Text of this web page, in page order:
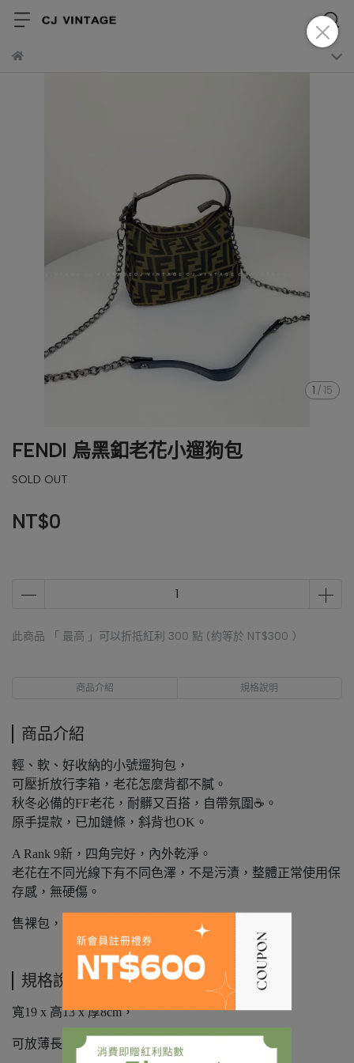
1 / 15
FENDI 烏黑釦老花小遛狗包
SOLD OUT
NT$0
此商品 「 最高 」可以折抵紅利 300 點 (約等於 NT$300 )
商品介紹 規格說明
商品介紹
輕、軟、好收納的小號遛狗包，
可壓折放行李箱，老花怎麼背都不膩。
秋冬必備的FF老花，耐髒又百搭，自帶氛圍☕️。
原手提款，已加鏈條，斜背也OK。
A Rank 9新，四角完好，內外乾淨。
老花在不同光線下有不同色澤，不是污漬，整體正常使用保
存感，無硬傷。
售裸包，附贈訂製防塵袋，訂製烏黑鏈條背帶。
規格說明
寬19 x 高13 x 厚8cm，
可放薄長夾、大手機。